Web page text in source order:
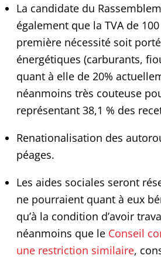
La candidate du
également que la TVA de
première nécessité soit
énergétiques (carburants,
quant à elle de 20%
néanmoins très couteuse
représentant 38,1 % des
Renationalisation des
péages.
Les aides sociales seront
ne pourraient quant à eux
qu’à la condition d’avoir
néanmoins que le Conseil
une restriction similaire,